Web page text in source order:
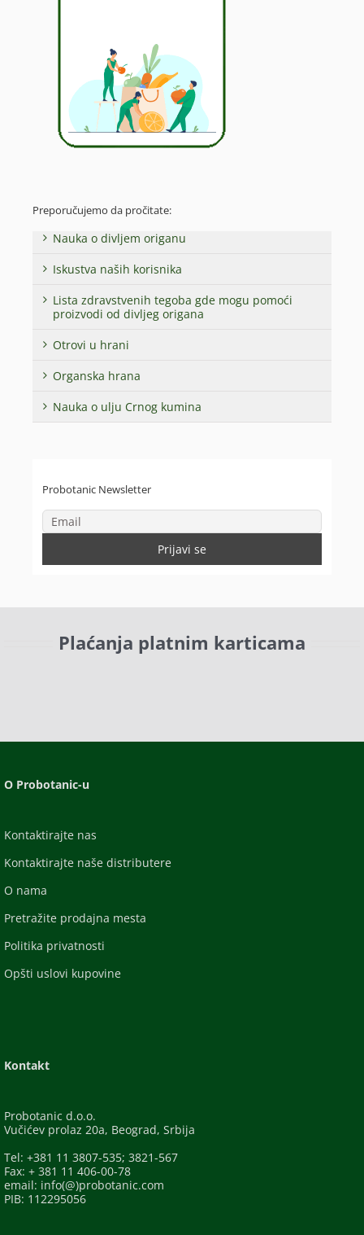
Preporučujemo da pročitate:
Nauka o divljem origanu
Iskustva naših korisnika
Lista zdravstvenih tegoba gde mogu pomoći
proizvodi od divljeg origana
Otrovi u hrani
Organska hrana
Nauka o ulju Crnog kumina
Probotanic Newsletter
Plaćanja platnim karticama
O Probotanic-u
Kontaktirajte nas
Kontaktirajte naše distributere
O nama
Pretražite prodajna mesta
Politika privatnosti
Opšti uslovi kupovine
Kontakt
Probotanic d.o.o.
Vučićev prolaz 20a, Beograd, Srbija
Tel: +381 11 3807-535; 3821-567
Fax: + 381 11 406-00-78
email: info(@)probotanic.com
PIB: 112295056